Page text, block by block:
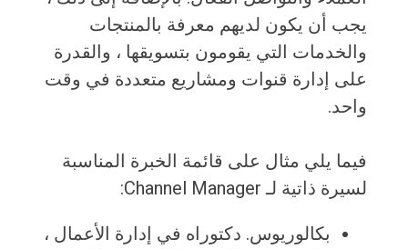
يجب أن يكون لديهم معرفة بالمنتجات
والخدمات التي يقومون بتسويقها ، والقدرة
على إدارة قنوات ومشاريع متعددة في وقت
واحد.
فيما يلي مثال على قائمة الخبرة المناسبة
لسيرة ذاتية لـ Channel Manager:
بكالوريوس. دكتوراه في إدارة الأعمال ،